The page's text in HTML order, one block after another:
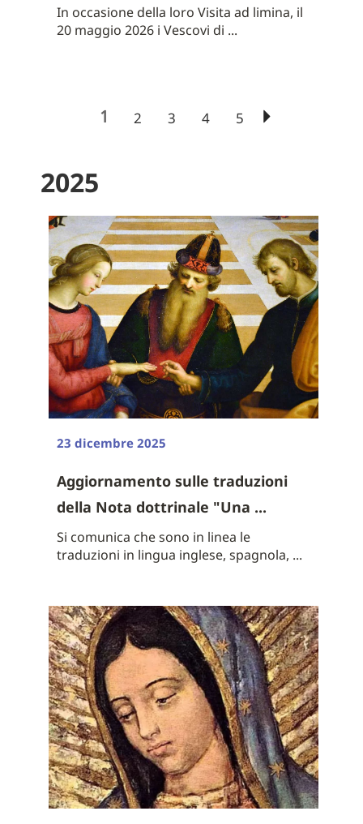
In occasione della loro Visita ad limina, il
20 maggio 2026 i Vescovi di ...
1 2 3 4 5
2025
23 dicembre 2025
Aggiornamento sulle traduzioni
della Nota dottrinale "Una ...
Si comunica che sono in linea le
traduzioni in lingua inglese, spagnola, ...